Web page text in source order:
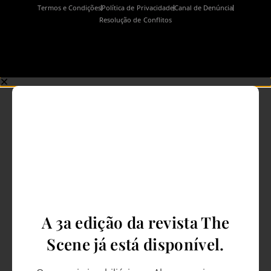
Termos e CondiçõesPolítica de PrivacidadeCanal de Denúncia
Resolução de Conflitos
A 3a edição da revista The
Scene já está disponível.